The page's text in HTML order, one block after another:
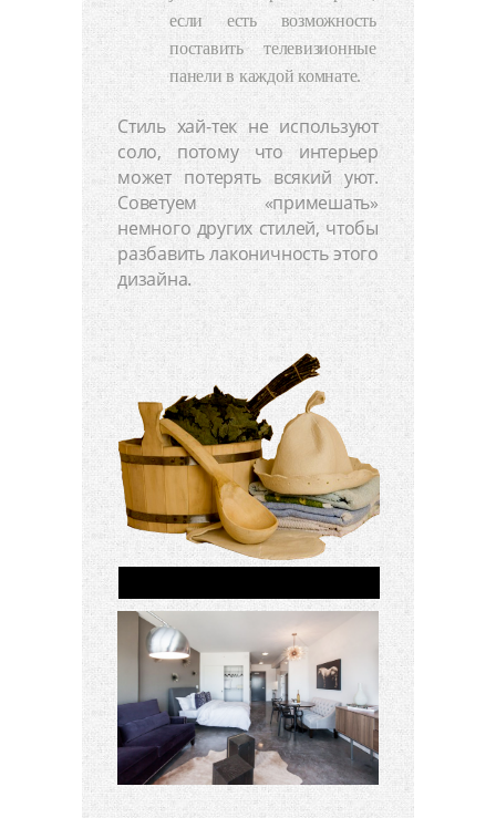
если есть возможность
поставить телевизионные
панели в каждой комнате.
Стиль хай-тек не используют
соло, потому что интерьер
может потерять всякий уют.
Советуем «примешать»
немного других стилей, чтобы
разбавить лаконичность этого
дизайна.